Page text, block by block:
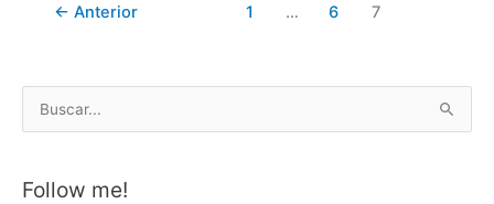
← Anterior 1 … 6 7
u
c
Follow me!